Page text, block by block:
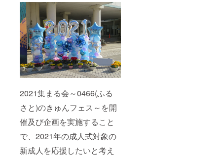
2021集まる会～0466(ふる
さと)のきゅんフェス～を開
催及び企画を実施すること
で、2021年の成人式対象の
新成人を応援したいと考え